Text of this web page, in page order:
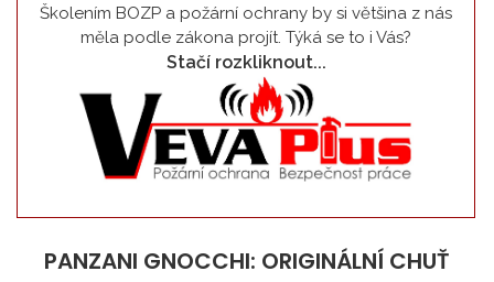
Školením BOZP a požární ochrany by si většina z nás
měla podle zákona projít. Týká se to i Vás?
Stačí rozkliknout...
PANZANI GNOCCHI: ORIGINÁLNÍ CHUŤ